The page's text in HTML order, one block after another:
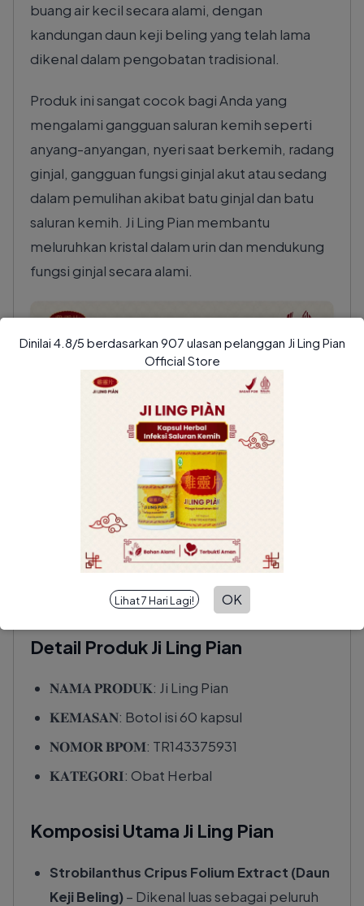
buang air kecil secara alami, dengan
kandungan daun keji beling yang telah lama
dikenal dalam pengobatan tradisional.
Produk ini sangat cocok bagi Anda yang
mengalami gangguan saluran kemih seperti
anyang-anyangan, nyeri saat berkemih, radang
ginjal, gangguan fungsi ginjal akut atau sedang
dalam pemulihan akibat batu ginjal dan batu
saluran kemih. Ji Ling Pian membantu
meluruhkan kristal dalam urin dan mendukung
fungsi ginjal secara alami.
Detail Produk Ji Ling Pian
𝐍𝐀𝐌𝐀 𝐏𝐑𝐎𝐃𝐔𝐊: Ji Ling Pian
𝐊𝐄𝐌𝐀𝐒𝐀𝐍: Botol isi 60 kapsul
𝐍𝐎𝐌𝐎𝐑 𝐁𝐏𝐎𝐌: TR143375931
𝐊𝐀𝐓𝐄𝐆𝐎𝐑𝐈: Obat Herbal
Komposisi Utama Ji Ling Pian
Strobilanthus Cripus Folium Extract (Daun
Keji Beling)– Dikenal luas sebagai peluruh
Dinilai 4.8/5 berdasarkan 907 ulasan pelanggan Ji Ling Pian
Official Store
Lihat 7 Hari Lagi! OK